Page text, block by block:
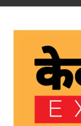
Skip